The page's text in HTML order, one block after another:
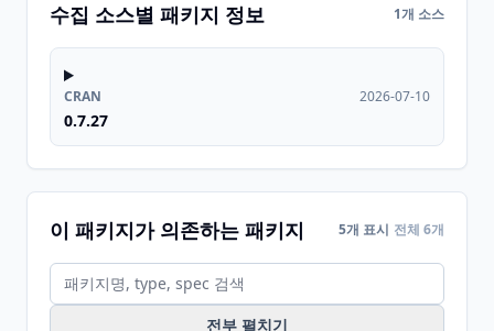
수집 소스별 패키지 정보 1개 소스
CRAN
0.7.27
2026-07-10
이 패키지가 의존하는 패키지 5개 표시 전체 6개
전부 펼치기